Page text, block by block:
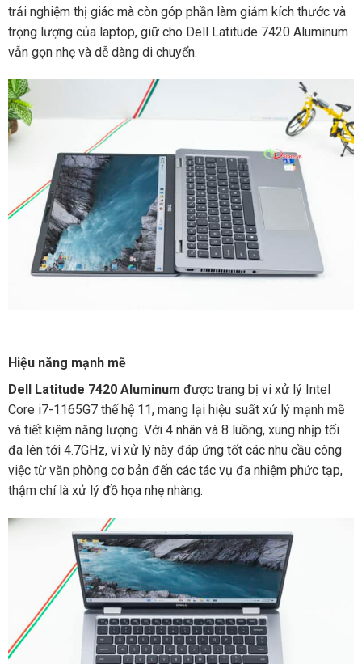
trải nghiệm thị giác mà còn góp phần làm giảm kích thước và
trọng lượng của laptop, giữ cho Dell Latitude 7420 Aluminum
vẫn gọn nhẹ và dễ dàng di chuyển.
Hiệu năng mạnh mẽ
Dell Latitude 7420 Aluminum được trang bị vi xử lý Intel
Core i7-1165G7 thế hệ 11, mang lại hiệu suất xử lý mạnh mẽ
và tiết kiệm năng lượng. Với 4 nhân và 8 luồng, xung nhịp tối
đa lên tới 4.7GHz, vi xử lý này đáp ứng tốt các nhu cầu công
việc từ văn phòng cơ bản đến các tác vụ đa nhiệm phức tạp,
thậm chí là xử lý đồ họa nhẹ nhàng.